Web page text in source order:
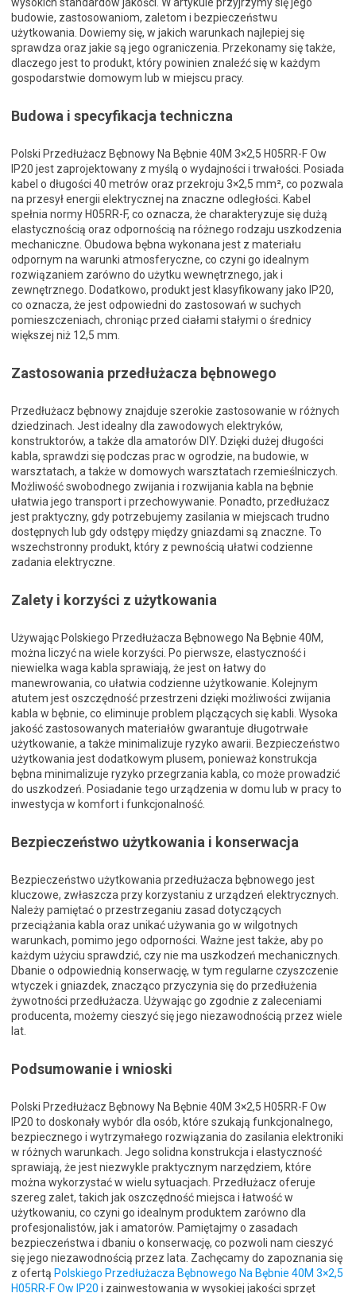
budowie, zastosowaniom, zaletom i bezpieczeństwu
użytkowania. Dowiemy się, w jakich warunkach najlepiej się
sprawdza oraz jakie są jego ograniczenia. Przekonamy się także,
dlaczego jest to produkt, który powinien znaleźć się w każdym
gospodarstwie domowym lub w miejscu pracy.
Budowa i specyfikacja techniczna
Polski Przedłużacz Bębnowy Na Bębnie 40M 3×2,5 H05RR-F Ow
IP20 jest zaprojektowany z myślą o wydajności i trwałości. Posiada
kabel o długości 40 metrów oraz przekroju 3×2,5 mm², co pozwala
na przesył energii elektrycznej na znaczne odległości. Kabel
spełnia normy H05RR-F, co oznacza, że charakteryzuje się dużą
elastycznością oraz odpornością na różnego rodzaju uszkodzenia
mechaniczne. Obudowa bębna wykonana jest z materiału
odpornym na warunki atmosferyczne, co czyni go idealnym
rozwiązaniem zarówno do użytku wewnętrznego, jak i
zewnętrznego. Dodatkowo, produkt jest klasyfikowany jako IP20,
co oznacza, że jest odpowiedni do zastosowań w suchych
pomieszczeniach, chroniąc przed ciałami stałymi o średnicy
większej niż 12,5 mm.
Zastosowania przedłużacza bębnowego
Przedłużacz bębnowy znajduje szerokie zastosowanie w różnych
dziedzinach. Jest idealny dla zawodowych elektryków,
konstruktorów, a także dla amatorów DIY. Dzięki dużej długości
kabla, sprawdzi się podczas prac w ogrodzie, na budowie, w
warsztatach, a także w domowych warsztatach rzemieślniczych.
Możliwość swobodnego zwijania i rozwijania kabla na bębnie
ułatwia jego transport i przechowywanie. Ponadto, przedłużacz
jest praktyczny, gdy potrzebujemy zasilania w miejscach trudno
dostępnych lub gdy odstępy między gniazdami są znaczne. To
wszechstronny produkt, który z pewnością ułatwi codzienne
zadania elektryczne.
Zalety i korzyści z użytkowania
Używając Polskiego Przedłużacza Bębnowego Na Bębnie 40M,
można liczyć na wiele korzyści. Po pierwsze, elastyczność i
niewielka waga kabla sprawiają, że jest on łatwy do
manewrowania, co ułatwia codzienne użytkowanie. Kolejnym
atutem jest oszczędność przestrzeni dzięki możliwości zwijania
kabla w bębnie, co eliminuje problem plączących się kabli. Wysoka
jakość zastosowanych materiałów gwarantuje długotrwałe
użytkowanie, a także minimalizuje ryzyko awarii. Bezpieczeństwo
użytkowania jest dodatkowym plusem, ponieważ konstrukcja
bębna minimalizuje ryzyko przegrzania kabla, co może prowadzić
do uszkodzeń. Posiadanie tego urządzenia w domu lub w pracy to
inwestycja w komfort i funkcjonalność.
Bezpieczeństwo użytkowania i konserwacja
Bezpieczeństwo użytkowania przedłużacza bębnowego jest
kluczowe, zwłaszcza przy korzystaniu z urządzeń elektrycznych.
Należy pamiętać o przestrzeganiu zasad dotyczących
przeciążania kabla oraz unikać używania go w wilgotnych
warunkach, pomimo jego odporności. Ważne jest także, aby po
każdym użyciu sprawdzić, czy nie ma uszkodzeń mechanicznych.
Dbanie o odpowiednią konserwację, w tym regularne czyszczenie
wtyczek i gniazdek, znacząco przyczynia się do przedłużenia
żywotności przedłużacza. Używając go zgodnie z zaleceniami
producenta, możemy cieszyć się jego niezawodnością przez wiele
lat.
Podsumowanie i wnioski
Polski Przedłużacz Bębnowy Na Bębnie 40M 3×2,5 H05RR-F Ow
IP20 to doskonały wybór dla osób, które szukają funkcjonalnego,
bezpiecznego i wytrzymałego rozwiązania do zasilania elektroniki
w różnych warunkach. Jego solidna konstrukcja i elastyczność
sprawiają, że jest niezwykle praktycznym narzędziem, które
można wykorzystać w wielu sytuacjach. Przedłużacz oferuje
szereg zalet, takich jak oszczędność miejsca i łatwość w
użytkowaniu, co czyni go idealnym produktem zarówno dla
profesjonalistów, jak i amatorów. Pamiętajmy o zasadach
bezpieczeństwa i dbaniu o konserwację, co pozwoli nam cieszyć
się jego niezawodnością przez lata. Zachęcamy do zapoznania się
z ofertą Polskiego Przedłużacza Bębnowego Na Bębnie 40M 3×2,5
H05RR-F Ow IP20 i zainwestowania w wysokiej jakości sprzęt